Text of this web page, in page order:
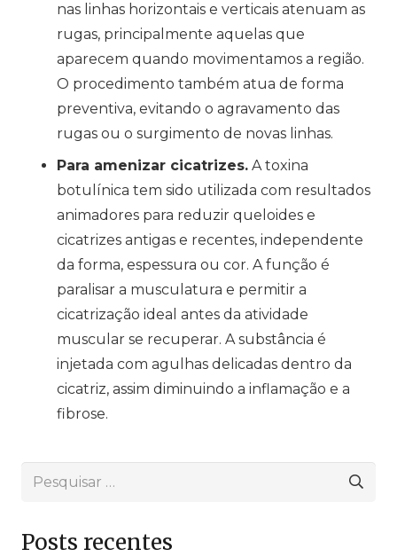
nas linhas horizontais e verticais atenuam as
rugas, principalmente aquelas que
aparecem quando movimentamos a região.
O procedimento também atua de forma
preventiva, evitando o agravamento das
rugas ou o surgimento de novas linhas.
Para amenizar cicatrizes. A toxina
botulínica tem sido utilizada com resultados
animadores para reduzir queloides e
cicatrizes antigas e recentes, independente
da forma, espessura ou cor. A função é
paralisar a musculatura e permitir a
cicatrização ideal antes da atividade
muscular se recuperar. A substância é
injetada com agulhas delicadas dentro da
cicatriz, assim diminuindo a inflamação e a
fibrose.
Pesquisar
Posts recentes